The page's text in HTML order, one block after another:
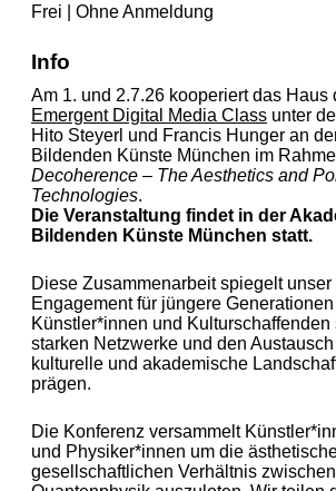
Frei | Ohne Anmeldung
Info
Am 1. und 2.7.26 kooperiert das Haus
Emergent Digital Media Class unter
Hito Steyerl und Francis Hunger an
Bildenden Künste München im
Decoherence – The Aesthetics and
Technologies.
Die Veranstaltung findet in der
Bildenden Künste München statt.
Diese Zusammenarbeit spiegelt
Engagement für jüngere
Künstler*innen und Kulturschaffenden
starken Netzwerke und den
kulturelle und akademische
prägen.
Die Konferenz versammelt
und Physiker*innen um die
gesellschaftlichen Verhältnis